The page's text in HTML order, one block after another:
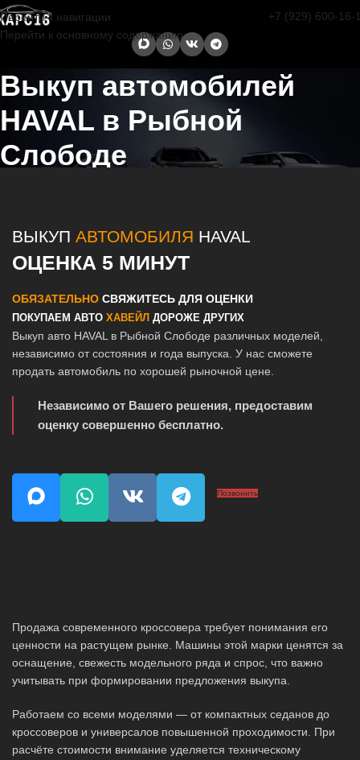
Перейти к навигации
Перейти к основному содержанию
+7 (929) 600-16-
Выкуп автомобилей
HAVAL в Рыбной
Слободе
ВЫКУП АВТОМОБИЛЯ HAVAL
ОЦЕНКА 5 МИНУТ
ОБЯЗАТЕЛЬНО СВЯЖИТЕСЬ ДЛЯ ОЦЕНКИ
ПОКУПАЕМ АВТО ХАВЕЙЛ ДОРОЖЕ ДРУГИХ
Выкуп авто HAVAL в Рыбной Слободе различных моделей,
независимо от состояния и года выпуска. У нас сможете
продать автомобиль по хорошей рыночной цене.
Независимо от Вашего решения, предоставим
оценку совершенно бесплатно.
Позвонить
Продажа современного кроссовера требует понимания его
ценности на растущем рынке. Машины этой марки ценятся за
оснащение, свежесть модельного ряда и спрос, что важно
учитывать при формировании предложения выкупа.
Работаем со всеми моделями — от компактных седанов до
кроссоверов и универсалов повышенной проходимости. При
расчёте стоимости внимание уделяется техническому